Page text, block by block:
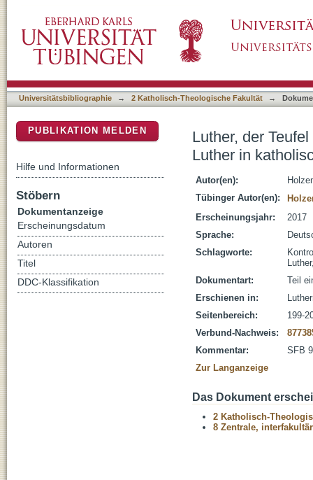
Kontroverspredigten um 1600
Universitätsbibliographie → 2 Katholisch-Theologische Fakultät →
Luther, der
Luther in
Autor(en):
Tübinger Autor(en):
Erscheinungsjahr:
2017
Sprache:
Schlagworte:
Dokumentart:
Teil
Erschienen in:
Seitenbereich:
199-
Verbund-Nachweis:
Kommentar:
SFB
Zur Langanzeige
Das Dokument
2 Katholisch-
8 Zentrale,
PUBLIKATION MELDEN
Hilfe und Informationen
Stöbern
Dokumentanzeige
Erscheinungsdatum
Autoren
Titel
DDC-Klassifikation